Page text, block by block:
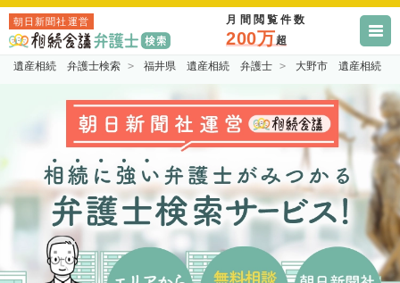
朝日新聞社運営 月間閲覧件数
200万超
遺産相続 弁護士検索 福井県 遺産相続 弁護士 大野市 遺産相続